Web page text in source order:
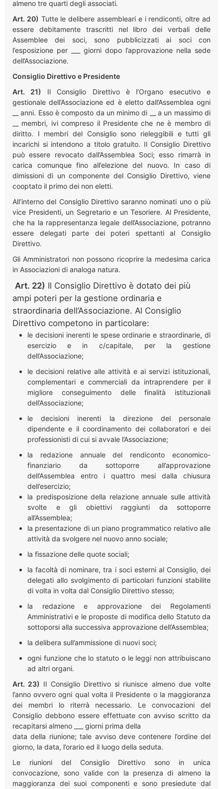
almeno tre quarti degli associati.
Art. 20) Tutte le delibere assembleari e i rendiconti, oltre ad
essere debitamente trascritti nel libro dei verbali delle
Assemblee dei soci, sono pubblicizzati ai soci con
l’esposizione per ___ giorni dopo l’approvazione nella sede
dell’Associazione.
Consiglio Direttivo e Presidente
Art. 21)
Il Consiglio Direttivo è l’Organo esecutivo e
gestionale dell’Associazione ed è eletto dall’Assemblea ogni
__ anni. Esso è composto da un minimo di __ a un massimo di
__ membri, ivi compreso il Presidente che ne è membro di
diritto. I membri del Consiglio sono rieleggibili e tutti gli
incarichi si intendono a titolo gratuito. Il Consiglio Direttivo
può essere revocato dall’Assemblea Soci; esso rimarrà in
carica comunque fino all’elezione del nuovo. In caso di
dimissioni di un componente del Consiglio Direttivo, viene
cooptato il primo dei non eletti.
All’interno del Consiglio Direttivo saranno nominati uno o più
vice Presidenti, un Segretario e un Tesoriere. Al Presidente,
che ha la rappresentanza legale dell’Associazione, potranno
essere delegati parte dei poteri spettanti al Consiglio
Direttivo.
Gli Amministratori non possono ricoprire la medesima carica
in Associazioni di analoga natura.
Art. 22) Il Consiglio Direttivo è dotato dei più
ampi poteri per la gestione ordinaria e
straordinaria dell’Associazione. Al Consiglio
Direttivo competono in particolare:
le decisioni inerenti le spese ordinarie e straordinarie, di
esercizio e in c/capitale, per la gestione
dell’Associazione;
le decisioni relative alle attività e ai servizi istituzionali,
complementari e commerciali da intraprendere per il
migliore conseguimento delle finalità istituzionali
dell’Associazione;
le decisioni inerenti la direzione del personale
dipendente e il coordinamento dei collaboratori e dei
professionisti di cui si avvale l’Associazione;
la redazione annuale del rendiconto economico-
finanziario da sottoporre all’approvazione
dell’Assemblea entro i quattro mesi dalla chiusura
dell’esercizio;
la predisposizione della relazione annuale sulle attività
svolte e gli obiettivi raggiunti da sottoporre
all’Assemblea;
la presentazione di un piano programmatico relativo alle
attività da svolgere nel nuovo anno sociale;
la fissazione delle quote sociali;
la facoltà di nominare, tra i soci esterni al Consiglio, dei
delegati allo svolgimento di particolari funzioni stabilite
di volta in volta dal Consiglio Direttivo stesso;
la redazione e approvazione dei Regolamenti
Amministrativi e le proposte di modifica dello Statuto da
sottoporsi alla successiva approvazione dell’Assemblea;
la delibera sull’ammissione di nuovi soci;
ogni funzione che lo statuto o le leggi non attribuiscano
ad altri organi.
Art. 23) Il Consiglio Direttivo si riunisce almeno due volte
l’anno ovvero ogni qual volta il Presidente o la maggioranza
dei membri lo riterrà necessario. Le convocazioni del
Consiglio debbono essere effettuate con avviso scritto da
recapitarsi almeno ___ giorni prima della
data della riunione; tale avviso deve contenere l’ordine del
giorno, la data, l’orario ed il luogo della seduta.
Le riunioni del Consiglio Direttivo sono in unica
convocazione, sono valide con la presenza di almeno la
maggioranza dei suoi componenti e sono presiedute dal